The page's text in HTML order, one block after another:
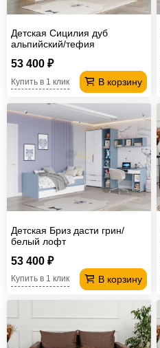
Детская Сицилия дуб
альпийский/тефия
53 400 ₽
В корзину
Купить в 1 клик
Детская Бриз дасти грин/
белый лофт
53 400 ₽
В корзину
Купить в 1 клик